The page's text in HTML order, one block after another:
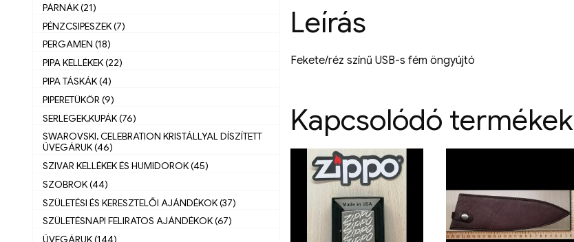
Leírás
Fekete/réz színű USB-s fém öngyújtó
Kapcsolódó termékek
PÁRNÁK (21)
PÉNZCSIPESZEK (7)
PERGAMEN (18)
PIPA KELLÉKEK (22)
PIPA TÁSKÁK (4)
PIPERETÜKÖR (9)
SERLEGEK,KUPÁK (76)
SWAROVSKI, CELEBRATION KRISTÁLLYAL DÍSZÍTETT
ÜVEGÁRUK (46)
SZIVAR KELLÉKEK ÉS HUMIDOROK (45)
SZOBROK (44)
SZÜLETÉSI ÉS KERESZTELŐI AJÁNDÉKOK (37)
SZÜLETÉSNAPI FELIRATOS AJÁNDÉKOK (67)
ÜVEGÁRUK (144)